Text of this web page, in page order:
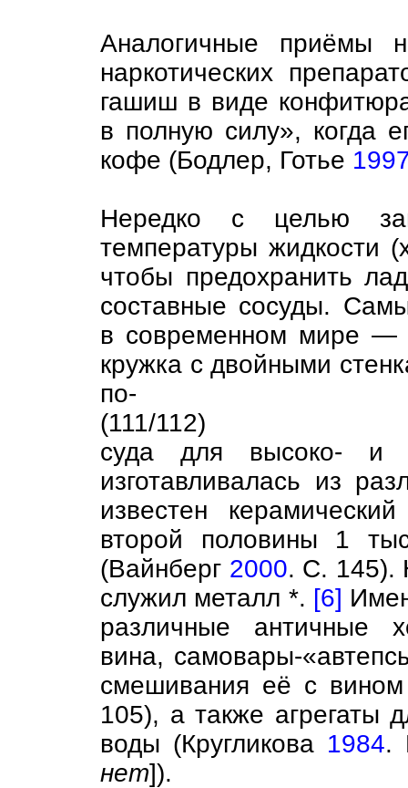
Аналогичные приёмы
наркотических
гашиш в виде
в полную силу», когда
кофе (Бодлер, Готье
Нередко с целью
температуры жидкости
чтобы предохранить
составные сосуды.
в современном мире —
кружка с двойными
по-
(111/112)
суда для высоко- и
изготавливалась из
известен
второй половины 1
(Вайнберг 2000. С. 145).
служил металл *. [6]
различные античные
вина, самовары-
смешивания её с
105), а также агрегаты
воды (Кругликова 1984.
нет]).